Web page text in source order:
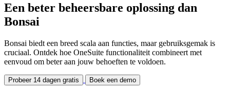
Een beter beheersbare oplossing dan
Bonsai
Bonsai biedt een breed scala aan functies, maar gebruiksgemak is
cruciaal. Ontdek hoe OneSuite functionaliteit combineert met
eenvoud om beter aan jouw behoeften te voldoen.
Probeer 14 dagen gratis Boek een demo